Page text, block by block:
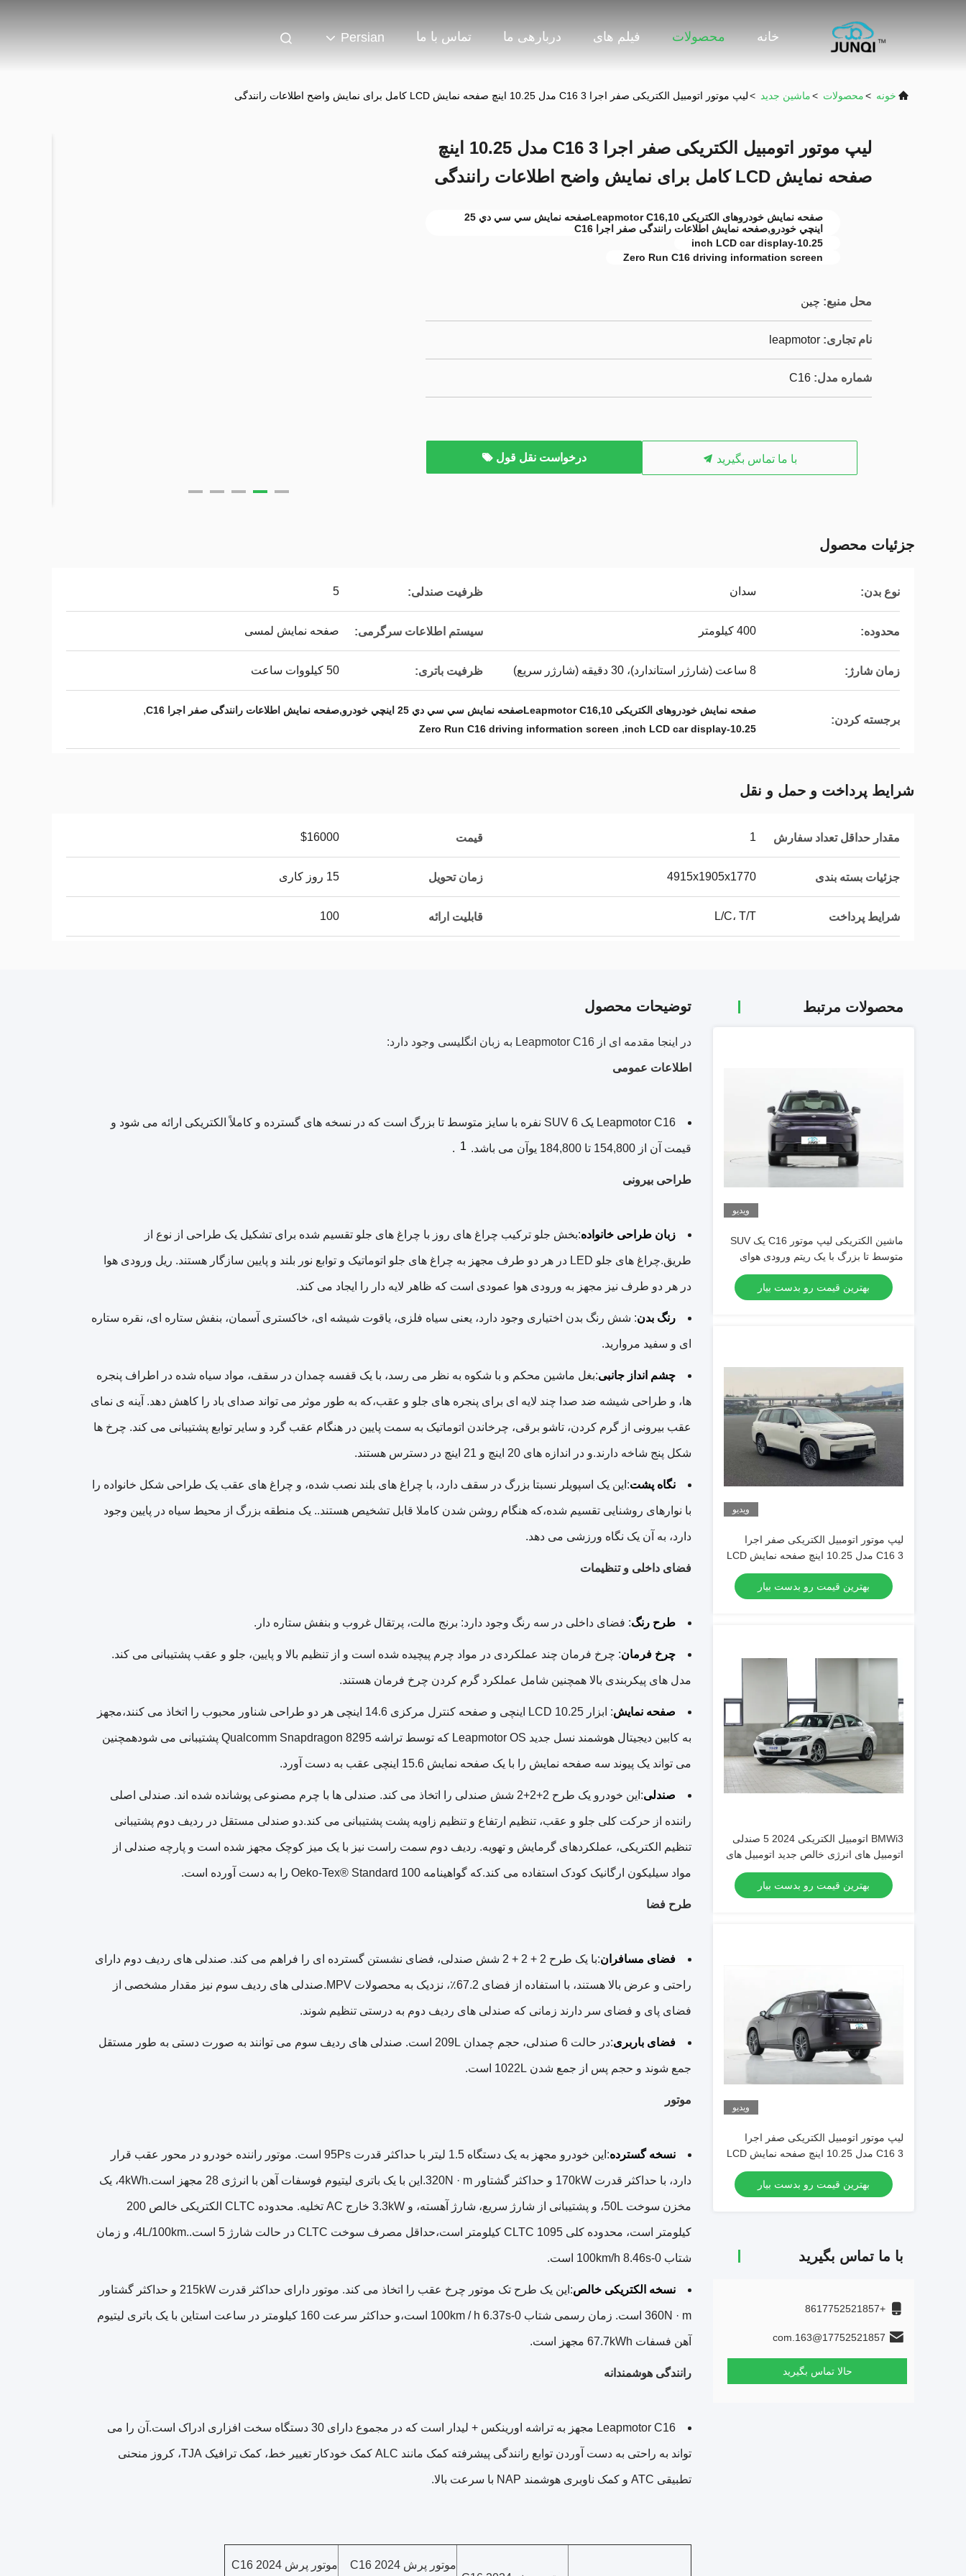
خانه محصولات فیلم های دربارهی ما تماس با ما Persian
خونه >محصولات >ماشين جديد >لیپ موتور اتومبیل الکتریکی صفر اجرا C16 3 مدل 10.25 اینچ صفحه نمایش LCD کامل برای نمایش واضح اطلاعات رانندگی
لیپ موتور اتومبیل الکتریکی صفر اجرا C16 3 مدل 10.25 اینچ
صفحه نمایش LCD کامل برای نمایش واضح اطلاعات رانندگی
صفحه نمایش خودروهای الکتریکی Leapmotor C16,10صفحه نمایش سي سي دي 25
اينچي خودرو,صفحه نمایش اطلاعات رانندگی صفر اجرا C16
10.25-inch LCD car display
Zero Run C16 driving information screen
محل منبع: چین
نام تجاری: leapmotor
شماره مدل: C16
با ما تماس بگیرید درخواست نقل قول
جزئیات محصول
نوع بدن: سدان ظرفیت صندلی: 5
محدوده: 400 کیلومتر سیستم اطلاعات سرگرمی: صفحه نمایش لمسی
زمان شارژ: 8 ساعت (شارژر استاندارد)، 30 دقیقه (شارژر سریع) ظرفیت باتری: 50 کیلووات ساعت
برجسته کردن:
صفحه نمایش خودروهای الکتریکی Leapmotor C16,10صفحه نمایش سي سي دي 25 اينچي خودرو,صفحه نمایش اطلاعات رانندگی صفر اجرا C16 ,
10.25-inch LCD car display
,
Zero Run C16 driving information screen
شرایط پرداخت و حمل و نقل
مقدار حداقل تعداد سفارش 1 قیمت $16000
جزئیات بسته بندی 4915x1905x1770 زمان تحویل 15 روز کاری
شرایط پرداخت L/C، T/T قابلیت ارائه 100
محصولات مرتبط
ویدیو
ماشین الکتریکی لیپ موتور C16 یک SUV
متوسط تا بزرگ با یک ریتم ورودی هوای
ترپزی و شش گزینه رنگ بدنه
بهترین قیمت رو بدست بیار
ویدیو
لیپ موتور اتومبیل الکتریکی صفر اجرا
C16 3 مدل 10.25 اینچ صفحه نمایش LCD
کامل برای نمایش واضح اطلاعات رانندگی
بهترین قیمت رو بدست بیار
BMWi3 اتومبیل الکتریکی 2024 5 صندلی
اتومبیل های انرژی خالص جدید اتومبیل های
سدان با برد طولانی باتری EV اتومبیل E
خودرو
بهترین قیمت رو بدست بیار
ویدیو
لیپ موتور اتومبیل الکتریکی صفر اجرا
C16 3 مدل 10.25 اینچ صفحه نمایش LCD
کامل برای نمایش واضح اطلاعات رانندگی
بهترین قیمت رو بدست بیار
با ما تماس بگیرید
+8617752521857
17752521857@163.com
حالا تماس بگیرید
توضیحات محصول
در اینجا مقدمه ای از Leapmotor C16 به زبان انگلیسی وجود دارد:
اطلاعات عمومی
Leapmotor C16 یک SUV 6 نفره با سایز متوسط تا بزرگ است که در نسخه های گسترده و کاملاً الکتریکی ارائه می شود و
قیمت آن از 154,800 تا 184,800 یوآن می باشد. 1
.
طراحی بیرونی
زبان طراحی خانواده:بخش جلو ترکیب چراغ های روز با چراغ های جلو تقسیم شده برای تشکیل یک طراحی از نوع از
طریق.چراغ های جلو LED در هر دو طرف مجهز به چراغ های جلو اتوماتیک و توابع نور بلند و پایین سازگار هستند. ریل ورودی هوا
در هر دو طرف نیز مجهز به ورودی هوا عمودی است که ظاهر لایه دار را ایجاد می کند.
رنگ بدن: شش رنگ بدن اختیاری وجود دارد، یعنی سیاه فلزی، یاقوت شیشه ای، خاکستری آسمان، بنفش ستاره ای، نقره ستاره
ای و سفید مروارید.
چشم انداز جانبی:بغل ماشین محکم و با شکوه به نظر می رسد، با یک قفسه چمدان در سقف، مواد سیاه شده در اطراف پنجره
ها، و طراحی شیشه ضد صدا چند لایه ای برای پنجره های جلو و عقب،که به طور موثر می تواند صدای باد را کاهش دهد. آینه ی نمای
عقب بیرونی از گرم کردن، تاشو برقی، چرخاندن اتوماتیک به سمت پایین در هنگام عقب گرد و سایر توابع پشتیبانی می کند. چرخ ها
شکل پنج شاخه دارند.و در اندازه های 20 اینچ و 21 اینچ در دسترس هستند.
نگاه پشت:این یک اسپویلر نسبتا بزرگ در سقف دارد، با چراغ های بلند نصب شده، و چراغ های عقب یک طراحی شکل خانواده را
با نوارهای روشنایی تقسیم شده،که هنگام روشن شدن کاملا قابل تشخیص هستند.. یک منطقه بزرگ از محیط سیاه در پایین وجود
دارد، به آن یک نگاه ورزشی می دهد.
فضای داخلی و تنظیمات
طرح رنگ: فضای داخلی در سه رنگ وجود دارد: برنج مالت، پرتقال غروب و بنفش ستاره دار.
چرخ فرمان: چرخ فرمان چند عملکردی در مواد چرم پیچیده شده است و از تنظیم بالا و پایین، جلو و عقب پشتیبانی می کند.
مدل های پیکربندی بالا همچنین شامل عملکرد گرم کردن چرخ فرمان هستند.
صفحه نمایش : ابزار LCD 10.25 اینچی و صفحه کنترل مرکزی 14.6 اینچی هر دو طراحی شناور محبوب را اتخاذ می کنند،مجهز
به کابین دیجیتال هوشمند نسل جدید Leapmotor OS که توسط تراشه Qualcomm Snapdragon 8295 پشتیبانی می شودهمچنین
می تواند یک پیوند سه صفحه نمایش را با یک صفحه نمایش 15.6 اینچی عقب به دست آورد.
صندلی :این خودرو یک طرح 2+2+2 شش صندلی را اتخاذ می کند. صندلی ها با چرم مصنوعی پوشانده شده اند. صندلی اصلی
راننده از حرکت کلی جلو و عقب، تنظیم ارتفاع و تنظیم زاویه پشت پشتیبانی می کند.دو صندلی مستقل در ردیف دوم پشتیبانی
تنظیم الکتریکی، عملکردهای گرمایش و تهویه. ردیف دوم سمت راست نیز با یک میز کوچک مجهز شده است و پارچه صندلی از
مواد سیلیکون ارگانیک کودک استفاده می کند.که گواهینامه Oeko-Tex® Standard 100 را به دست آورده است.
طرح فضا
فضای مسافران :با یک طرح 2 + 2 + 2 شش صندلی، فضای نشستن گسترده ای را فراهم می کند. صندلی های ردیف دوم دارای
راحتی و عرض بالا هستند، با استفاده از فضای 67.2٪، نزدیک به محصولات MPV.صندلی های ردیف سوم نیز مقدار مشخصی از
فضای پای و فضای سر دارند زمانی که صندلی های ردیف دوم به درستی تنظیم شوند.
فضای باربری :در حالت 6 صندلی، حجم چمدان 209L است. صندلی های ردیف سوم می توانند به صورت دستی به طور مستقل
جمع شوند و حجم پس از جمع شدن 1022L است.
موتور
نسخه گسترده :این خودرو مجهز به یک دستگاه 1.5 لیتر با حداکثر قدرت 95Ps است. موتور راننده خودرو در محور عقب قرار
دارد، با حداکثر قدرت 170kW و حداکثر گشتاور 320N · m.این با یک باتری لیتیوم فوسفات آهن با انرژی 28 مجهز است.4kWh، یک
مخزن سوخت 50L، و پشتیبانی از شارژ سریع، شارژ آهسته، و 3.3kW خارج AC تخلیه. محدوده CLTC الکتریکی خالص 200
کیلومتر است، محدوده کلی CLTC 1095 کیلومتر است،حداقل مصرف سوخت CLTC در حالت شارژ 5 است..4L/100km، و زمان
شتاب 0-100km/h 8.46s است.
نسخه الکتریکی خالص :این یک طرح تک موتور چرخ عقب را اتخاذ می کند. موتور دارای حداکثر قدرت 215kW و حداکثر گشتاور
360N · m است. زمان رسمی شتاب 0-100km / h 6.37s است،و حداکثر سرعت 160 کيلومتر در ساعت استاین با یک باتری لیتیوم
آهن فسفات 67.7kWh مجهز است.
رانندگی هوشمندانه
Leapmotor C16 مجهز به تراشه اورینکس + لیدار است که در مجموع دارای 30 دستگاه سخت افزاری ادراک است.آن را می
تواند به راحتی به دست آوردن توابع رانندگی پیشرفته کمک مانند ALC کمک خودکار تغییر خط، کمک ترافیک TJA، کروز منحنی
تطبیقی ATC و کمک ناوبری هوشمند NAP با سرعت بالا.
موتور پرش C16 2024 موتور پرش C16 2024